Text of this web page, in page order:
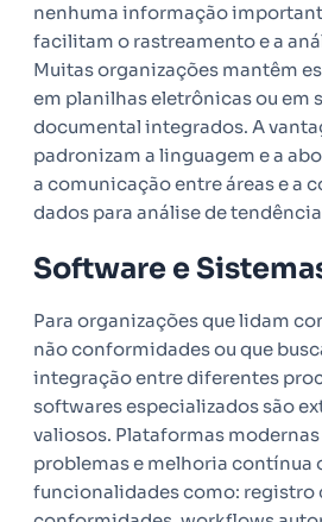
nenhuma informação
facilitam o rastreamento e a
Muitas organizações mantêm
em planilhas eletrônicas ou em
documental integrados. A
padronizam a linguagem e a
a comunicação entre áreas e a
dados para análise de
Software e
Para organizações que lidam
não conformidades ou que
integração entre diferentes
softwares especializados são
valiosos. Plataformas
problemas e melhoria contínua
funcionalidades como: registro